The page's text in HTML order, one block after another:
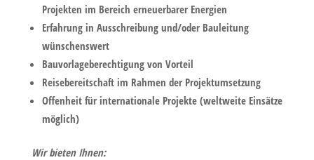
Projekten im Bereich erneuerbarer Energien
Erfahrung in Ausschreibung und/oder Bauleitung
wünschenswert
Bauvorlageberechtigung von Vorteil
Reisebereitschaft im Rahmen der Projektumsetzung
Offenheit für internationale Projekte (weltweite Einsätze
möglich)
Wir bieten Ihnen: